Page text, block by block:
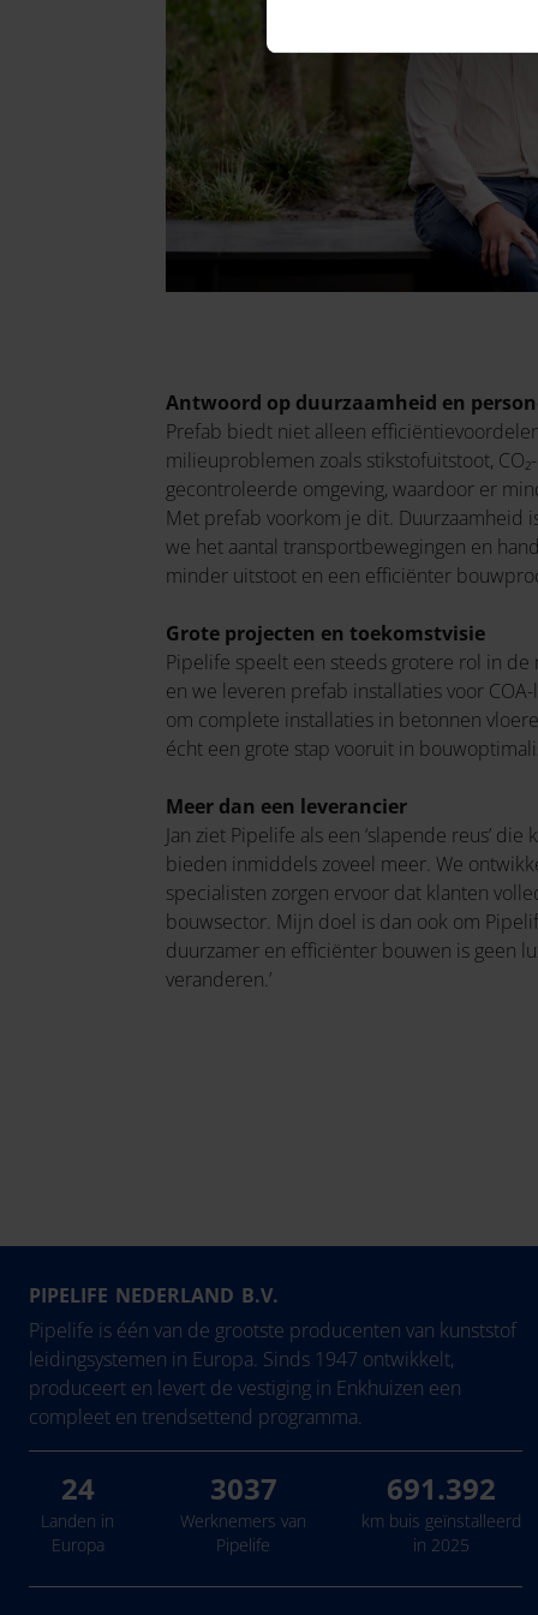
Antwoord op duurzaamheid en
Prefab biedt niet alleen
milieuproblemen zoals stikstofuitstoot,
gecontroleerde omgeving, waardoor er
Met prefab voorkom je dit. Duurzaamheid
we het aantal transportbewegingen en
minder uitstoot en een efficiënter
Grote projecten en toekomstvisie
Pipelife speelt een steeds grotere rol in
en we leveren prefab installaties voor
om complete installaties in betonnen
écht een grote stap vooruit in
Meer dan een leverancier
Jan ziet Pipelife als een ‘slapende reus’
bieden inmiddels zoveel meer. We
specialisten zorgen ervoor dat klanten
bouwsector. Mijn doel is dan ook om
duurzamer en efficiënter bouwen is geen
veranderen.’
PIPELIFE NEDERLAND B.V.
Pipelife is één van de grootste producenten van kunststof
leidingsystemen in Europa. Sinds 1947 ontwikkelt,
produceert en levert de vestiging in Enkhuizen een
compleet en trendsettend programma.
24
Landen in
Europa
3037
Werknemers van
Pipelife
691.392
km buis geïnstalleerd
in 2025